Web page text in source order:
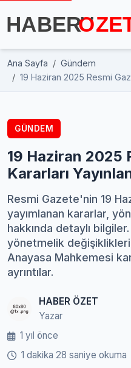
Ana Sayfa
Gündem
19 Haziran 2025 Resmi
GÜNDEM
19 Haziran 2025
Kararları
Resmi Gazete'nin 19
yayımlanan kararlar,
hakkında detaylı
yönetmelik
Anayasa Mahkemesi
ayrıntılar.
HABER ÖZET
Yazar
1 yıl önce
1 dakika 28 saniye okuma